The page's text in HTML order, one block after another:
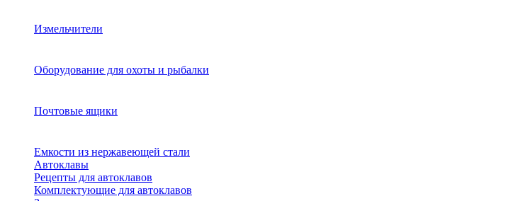
Измельчители
Оборудование для охоты и рыбалки
Почтовые ящики
Емкости из нержавеющей стали
Автоклавы
Рецепты для автоклавов
Комплектующие для автоклавов